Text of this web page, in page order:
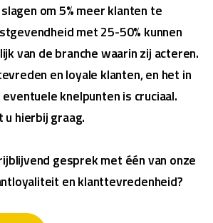
om 5% meer klanten te
met 25-50% kunnen
van de branche waarin zij acteren.
en loyale klanten, en het in
knelpunten is cruciaal.
hierbij graag.
gesprek met één van onze
en klanttevredenheid?